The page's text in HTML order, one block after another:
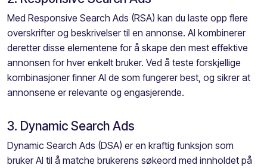
Med Responsive Search Ads (RSA) kan du laste opp flere
overskrifter og beskrivelser til en annonse. AI kombinerer
deretter disse elementene for å skape den mest effektive
annonsen for hver enkelt bruker. Ved å teste forskjellige
kombinasjoner finner AI de som fungerer best, og sikrer at
annonsene er relevante og engasjerende.
3. Dynamic Search Ads
Dynamic Search Ads (DSA) er en kraftig funksjon som
bruker AI til å matche brukerens søkeord med innholdet på